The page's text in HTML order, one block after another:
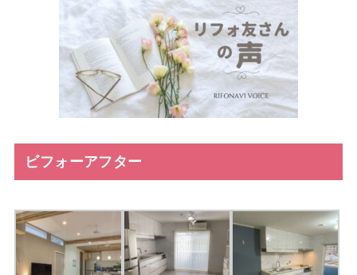
ビフォーアフター